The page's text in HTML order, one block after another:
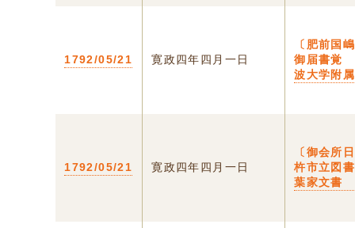
1792/05/21 寛政四年四月一日
〔肥前国
御届書覚
波大学附
1792/05/21 寛政四年四月一日
〔御会所
杵市立図
葉家文書